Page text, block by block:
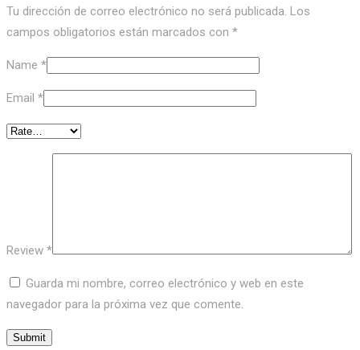
Tu dirección de correo electrónico no será publicada. Los
campos obligatorios están marcados con *
Name *
Email *
Review *
Guarda mi nombre, correo electrónico y web en este
navegador para la próxima vez que comente.